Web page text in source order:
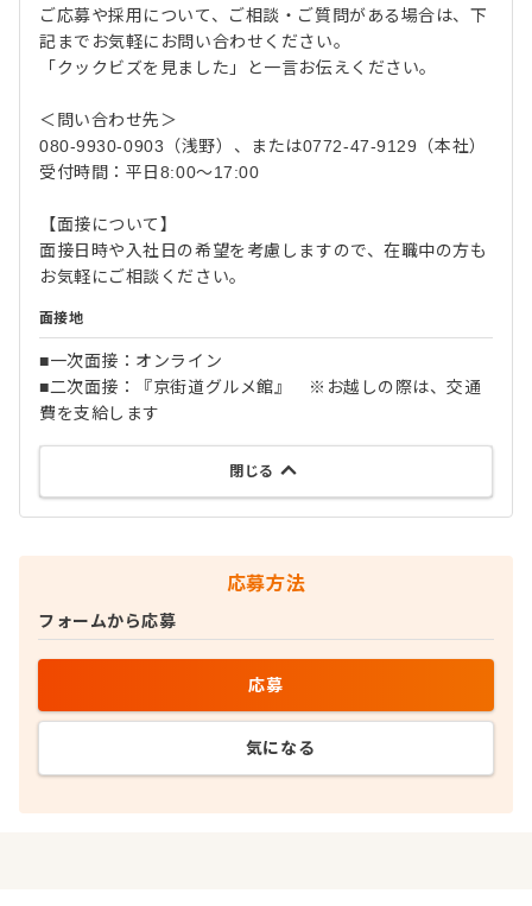
ご応募や採用について、ご相談・ご質問がある場合は、下
記までお気軽にお問い合わせください。
「クックビズを見ました」と一言お伝えください。
＜問い合わせ先＞
080-9930-0903（浅野）、または0772-47-9129（本社）
受付時間：平日8:00～17:00
【面接について】
面接日時や入社日の希望を考慮しますので、在職中の方も
お気軽にご相談ください。
面接地
■一次面接：オンライン
■二次面接：『京街道グルメ館』 ※お越しの際は、交通
費を支給します
閉じる
応募方法
フォームから応募
応募
気になる